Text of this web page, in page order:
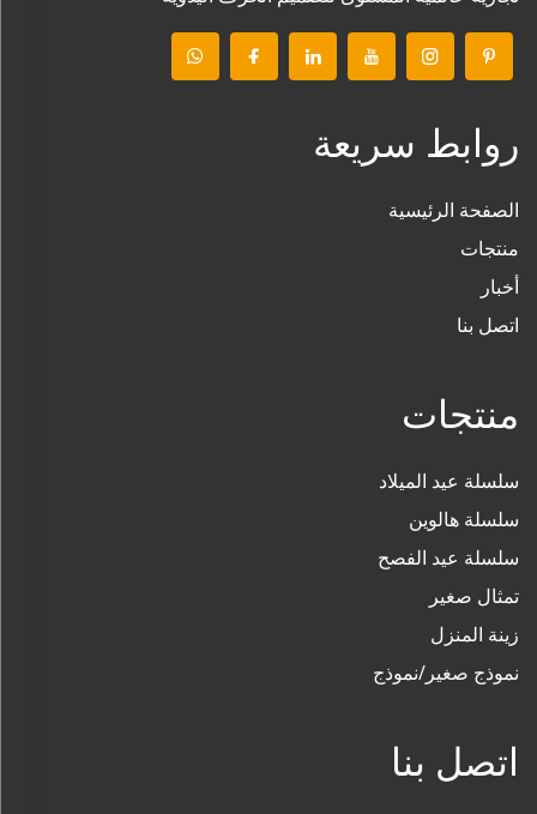
روابط سريعة
الصفحة الرئيسية
منتجات
أخبار
اتصل بنا
منتجات
سلسلة عيد الميلاد
سلسلة هالوين
سلسلة عيد الفصح
تمثال صغير
زينة المنزل
نموذج صغير/نموذج
اتصل بنا